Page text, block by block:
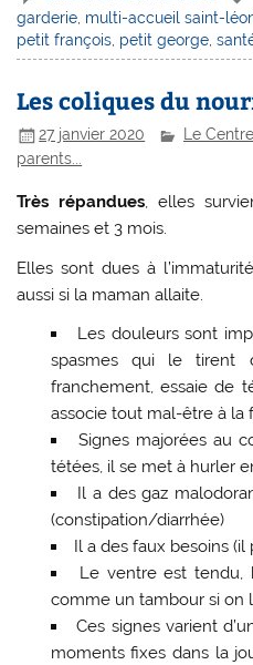
garderie multi-accueil saint-
petit françois petit george ,
Les coliques du
27 janvier 2020 Le
parents...
Très répandues, elles
semaines et 3 mois.
Elles sont dues à
aussi si la maman allaite.
Les douleurs sont
spasmes qui le tirent
franchement, essaie de
associe tout mal-être à la
Signes majorées au
tétées, il se met à hurler
Il a des gaz
(constipation/diarrhée)
Il a des faux besoins (il
Le ventre est tendu,
comme un tambour si on
Ces signes varient
moments fixes dans la